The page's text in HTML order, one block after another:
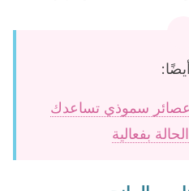
علاج حالة الإمساك – 5 عصائر سموذي تساعدك
بفعالية